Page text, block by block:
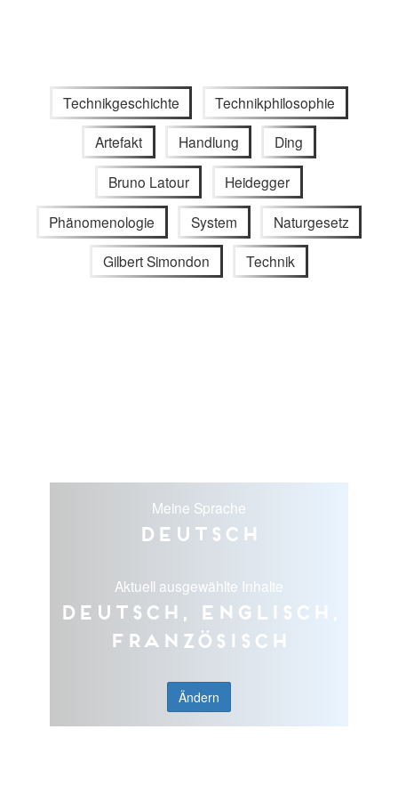
Technikgeschichte Technikphilosophie
Artefakt Handlung Ding
Bruno Latour Heidegger
Phänomenologie System Naturgesetz
Gilbert Simondon Technik
Meine Sprache
Deutsch
Aktuell ausgewählte Inhalte
Deutsch, Englisch,
Französisch
Ändern